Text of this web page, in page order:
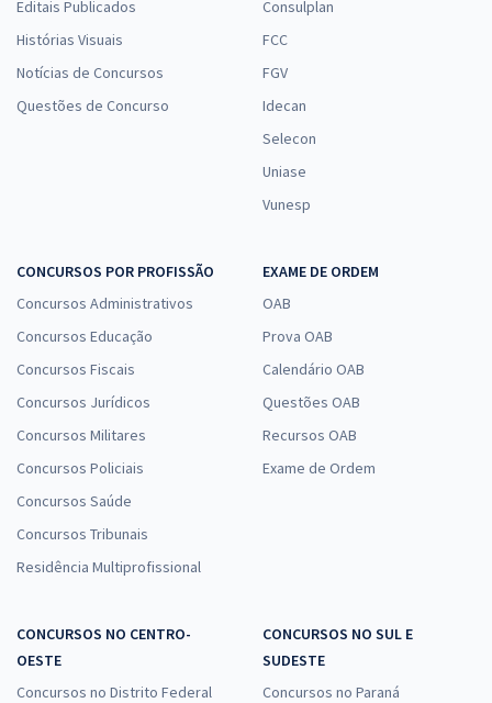
Editais Publicados
Histórias Visuais
Notícias de Concursos
Questões de Concurso
Consulplan
FCC
FGV
Idecan
Selecon
Uniase
Vunesp
CONCURSOS POR PROFISSÃO
Concursos Administrativos
Concursos Educação
Concursos Fiscais
Concursos Jurídicos
Concursos Militares
Concursos Policiais
Concursos Saúde
Concursos Tribunais
Residência Multiprofissional
EXAME DE ORDEM
OAB
Prova OAB
Calendário OAB
Questões OAB
Recursos OAB
Exame de Ordem
CONCURSOS NO CENTRO-
OESTE
Concursos no Distrito Federal
CONCURSOS NO SUL E
SUDESTE
Concursos no Paraná